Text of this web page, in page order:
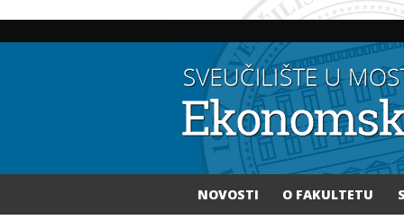
NOVOSTI O FAKULTETU